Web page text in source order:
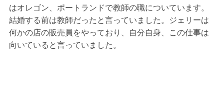
はオレゴン、ポートランドで教師の職についています。
結婚する前は教師だったと言っていました。ジェリーは
何かの店の販売員をやっており、自分自身、この仕事は
向いていると言っていました。